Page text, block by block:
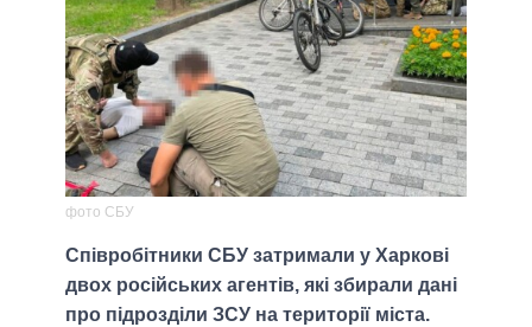
фото СБУ
Співробітники СБУ затримали у Харкові
двох російських агентів, які збирали дані
про підрозділи ЗСУ на території міста.